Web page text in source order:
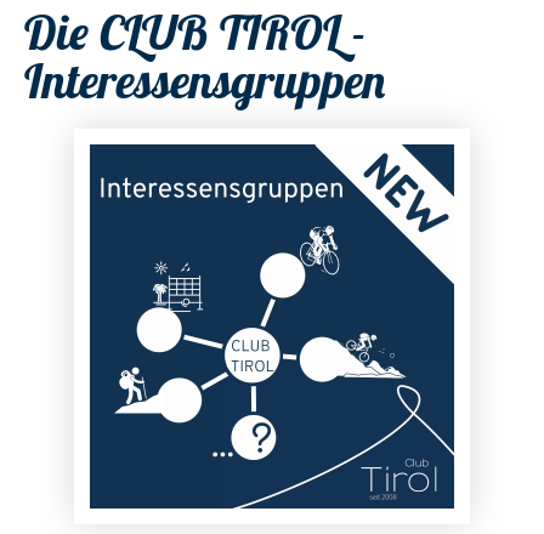
Die CLUB TIROL -
Interessensgruppen